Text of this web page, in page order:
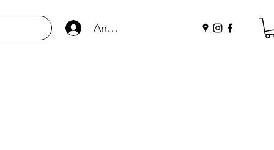
Anmelden